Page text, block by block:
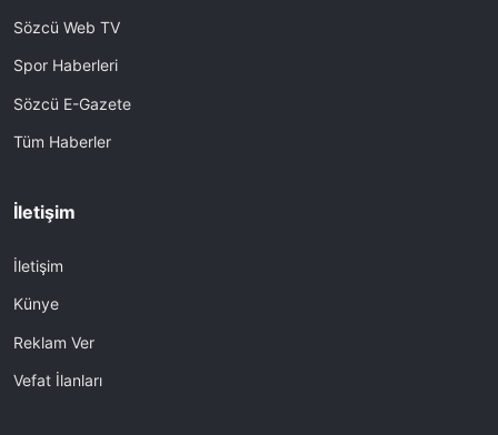
Sözcü Web TV
Spor Haberleri
Sözcü E-Gazete
Tüm Haberler
İletişim
İletişim
Künye
Reklam Ver
Vefat İlanları